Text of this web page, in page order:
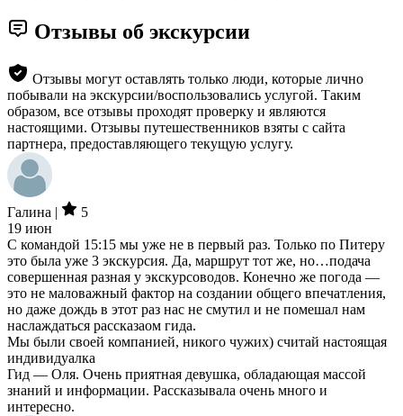
Отзывы об экскурсии
Отзывы могут оставлять только люди, которые лично
побывали на экскурсии/воспользовались услугой. Таким
образом, все отзывы проходят проверку и являются
настоящими. Отзывы путешественников взяты с сайта
партнера, предоставляющего текущую услугу.
Галина |
5
19 июн
С командой 15:15 мы уже не в первый раз. Только по Питеру
это была уже 3 экскурсия. Да, маршрут тот же, но…подача
совершенная разная у экскурсоводов. Конечно же погода —
это не маловажный фактор на создании общего впечатления,
но даже дождь в этот раз нас не смутил и не помешал нам
наслаждаться рассказаом гида.
Мы были своей компанией, никого чужих) считай настоящая
индивидуалка
Гид — Оля. Очень приятная девушка, обладающая массой
знаний и информации. Рассказывала очень много и
интересно.